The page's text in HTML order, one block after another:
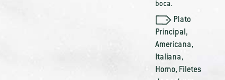
boca.
Plato
Principal,
Americana,
Italiana,
Horno, Filetes